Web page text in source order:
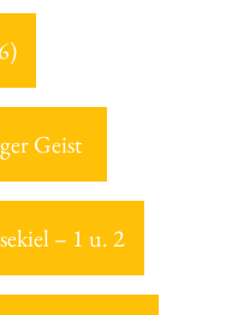
Geist
– 1 u. 2